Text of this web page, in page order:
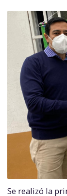
Se realizó la